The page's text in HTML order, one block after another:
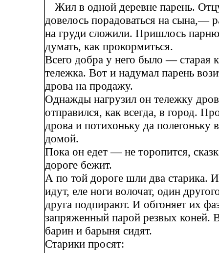
Жил в одной деревне парень.
довелось порадоваться на сына,—
на груди сложили. Пришлось
думать, как прокормиться.
Всего добра у него было — старая
тележка. Вот и надумал парень
дрова на продажу.
Однажды нагрузил он тележку
отправился, как всегда, в город.
дрова и потихоньку да полегоньку
домой.
Пока он едет — не торопится,
дороге бежит.
А по той дороге шли два старика.
идут, еле ноги волочат, один
друга подпирают. И обгоняет их
запряженный парой резвых коней.
барин и барыня сидят.
Старики просят: